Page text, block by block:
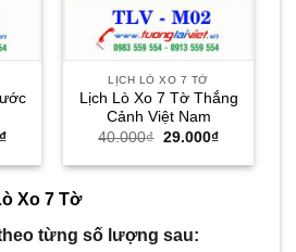
Giá
tại
29.000₫.
LỊCH LÒ XO 7 TỜ
Lịch Lò Xo 7 Tờ Thắng
Cảnh Việt Nam
40.000₫ Giá
là:
29.000₫Giá
tại
Xo 7 Tờ
từng số lượng sau: